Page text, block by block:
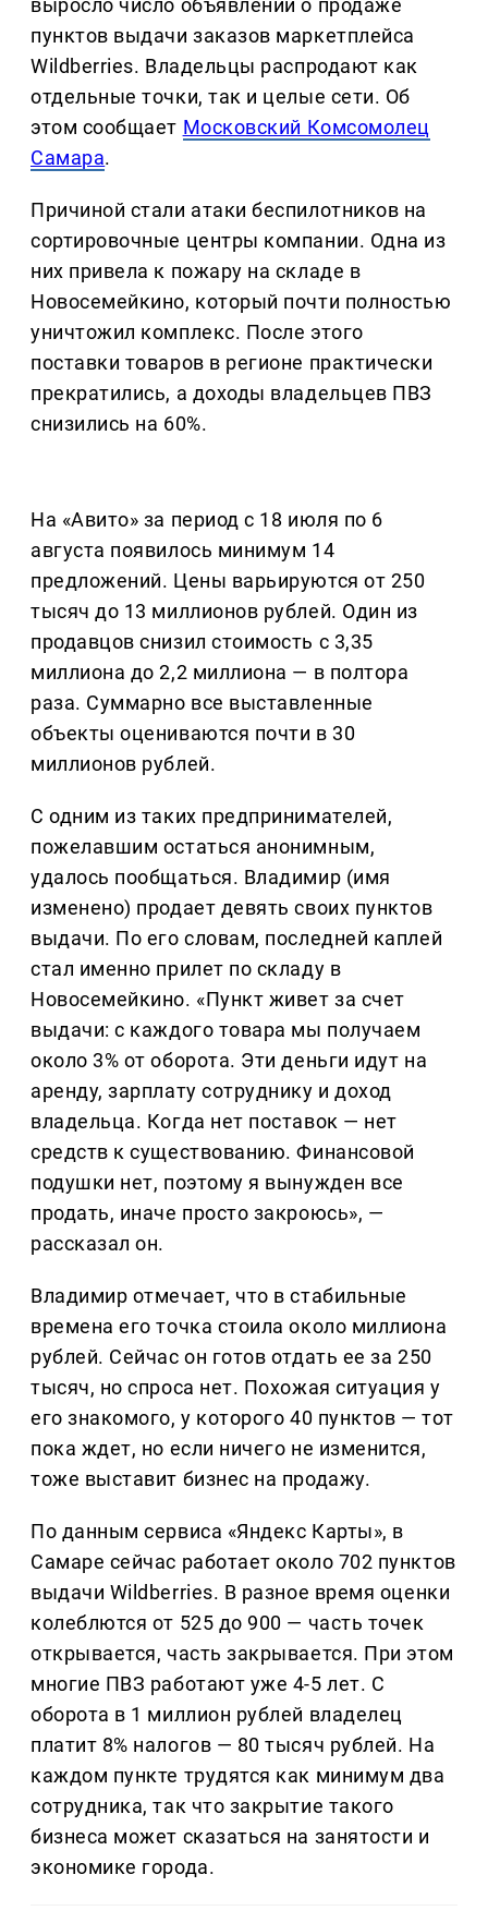
выросло число объявлений о продаже
пунктов выдачи заказов маркетплейса
Wildberries. Владельцы распродают как
отдельные точки, так и целые сети. Об
этом сообщает Московский Комсомолец
Самара.
Причиной стали атаки беспилотников на
сортировочные центры компании. Одна из
них привела к пожару на складе в
Новосемейкино, который почти полностью
уничтожил комплекс. После этого
поставки товаров в регионе практически
прекратились, а доходы владельцев ПВЗ
снизились на 60%.
На «Авито» за период с 18 июля по 6
августа появилось минимум 14
предложений. Цены варьируются от 250
тысяч до 13 миллионов рублей. Один из
продавцов снизил стоимость с 3,35
миллиона до 2,2 миллиона — в полтора
раза. Суммарно все выставленные
объекты оцениваются почти в 30
миллионов рублей.
С одним из таких предпринимателей,
пожелавшим остаться анонимным,
удалось пообщаться. Владимир (имя
изменено) продает девять своих пунктов
выдачи. По его словам, последней каплей
стал именно прилет по складу в
Новосемейкино. «Пункт живет за счет
выдачи: с каждого товара мы получаем
около 3% от оборота. Эти деньги идут на
аренду, зарплату сотруднику и доход
владельца. Когда нет поставок — нет
средств к существованию. Финансовой
подушки нет, поэтому я вынужден все
продать, иначе просто закроюсь», —
рассказал он.
Владимир отмечает, что в стабильные
времена его точка стоила около миллиона
рублей. Сейчас он готов отдать ее за 250
тысяч, но спроса нет. Похожая ситуация у
его знакомого, у которого 40 пунктов — тот
пока ждет, но если ничего не изменится,
тоже выставит бизнес на продажу.
По данным сервиса «Яндекс Карты», в
Самаре сейчас работает около 702 пунктов
выдачи Wildberries. В разное время оценки
колеблются от 525 до 900 — часть точек
открывается, часть закрывается. При этом
многие ПВЗ работают уже 4-5 лет. С
оборота в 1 миллион рублей владелец
платит 8% налогов — 80 тысяч рублей. На
каждом пункте трудятся как минимум два
сотрудника, так что закрытие такого
бизнеса может сказаться на занятости и
экономике города.